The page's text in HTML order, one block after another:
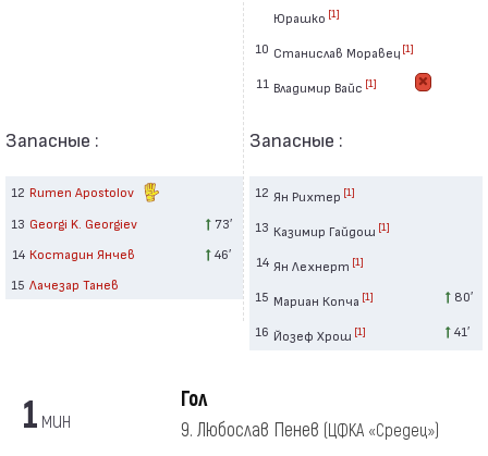
Запасные :
12 Rumen Apostolov
13 Georgi K. Georgiev
73′
14 Костадин Янчев
46′
15 Лачезар Танев
Юрашко [1]
10 Станислав Моравец [1]
11 Владимир Вайс [1]
Запасные :
12 Ян Рихтер [1]
13 Казимир Гайдош [1]
14 Ян Лехнерт [1]
15 Мариан Копча [1] 80′
16 Йозеф Хрош [1] 41′
1 мин
Гол
9. Любослав Пенев (ЦФКА «Средец»)